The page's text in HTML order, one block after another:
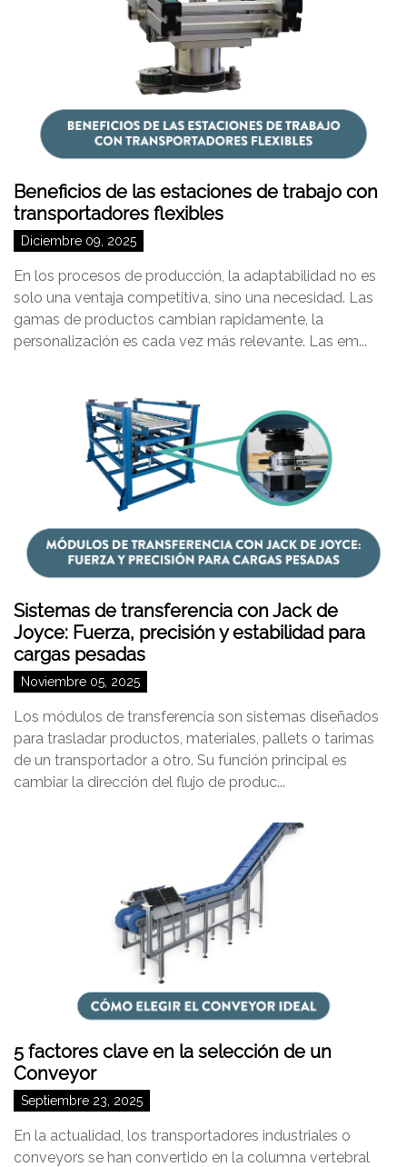
Beneficios de las estaciones de trabajo con
transportadores flexibles
Diciembre 09, 2025
En los procesos de producción, la adaptabilidad no es
solo una ventaja competitiva, sino una necesidad. Las
gamas de productos cambian rapidamente, la
personalización es cada vez más relevante. Las em...
Sistemas de transferencia con Jack de
Joyce: Fuerza, precisión y estabilidad para
cargas pesadas
Noviembre 05, 2025
Los módulos de transferencia son sistemas diseñados
para trasladar productos, materiales, pallets o tarimas
de un transportador a otro. Su función principal es
cambiar la dirección del flujo de produc...
5 factores clave en la selección de un
Conveyor
Septiembre 23, 2025
En la actualidad, los transportadores industriales o
conveyors se han convertido en la columna vertebral